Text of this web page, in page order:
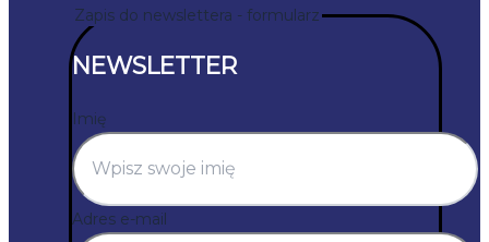
Zapis do newslettera - formularz
NEWSLETTER
Imię
Adres e-mail